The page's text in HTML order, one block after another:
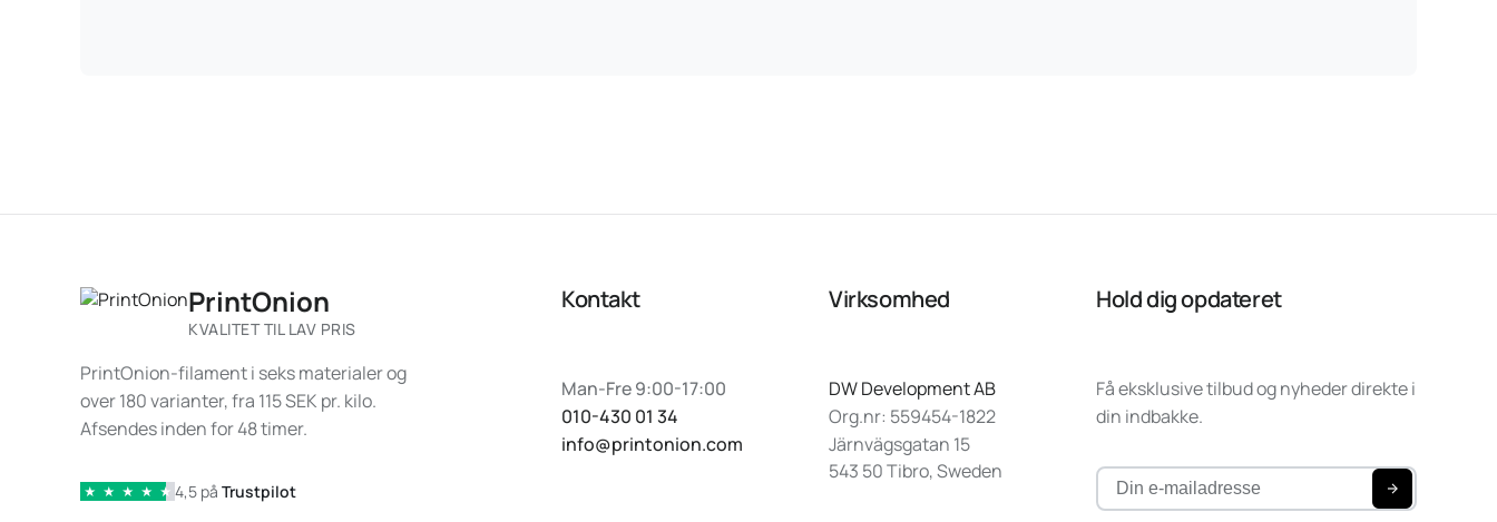
PrintOnion
KVALITET TIL LAV PRIS
PrintOnion-filament i seks materialer og
over 180 varianter, fra 115 SEK pr. kilo.
Afsendes inden for 48 timer.
★ ★ ★ ★ ★ 4,5 på Trustpilot
Kontakt
Man-Fre 9:00-17:00
010-430 01 34
info@printonion.com
Virksomhed
DW Development AB
Org.nr: 559454-1822
Järnvägsgatan 15
543 50 Tibro, Sweden
Hold dig opdateret
Få eksklusive tilbud og nyheder direkte i
din indbakke.